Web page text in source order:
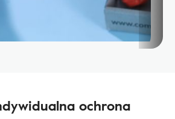
ochrona